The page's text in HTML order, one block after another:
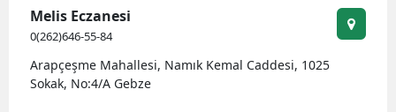
Melis Eczanesi
0(262)646-55-84
Arapçeşme Mahallesi, Namık Kemal Caddesi, 1025
Sokak, No:4/A Gebze